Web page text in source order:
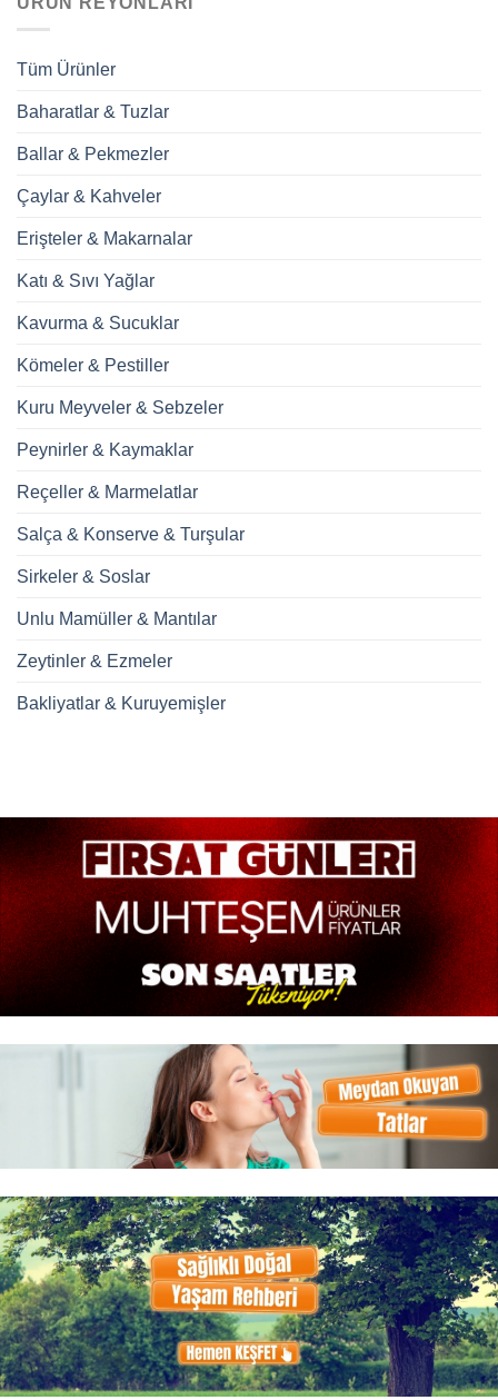
Tüm Ürünler
Baharatlar & Tuzlar
Ballar & Pekmezler
Çaylar & Kahveler
Erişteler & Makarnalar
Katı & Sıvı Yağlar
Kavurma & Sucuklar
Kömeler & Pestiller
Kuru Meyveler & Sebzeler
Peynirler & Kaymaklar
Reçeller & Marmelatlar
Salça & Konserve & Turşular
Sirkeler & Soslar
Unlu Mamüller & Mantılar
Zeytinler & Ezmeler
Bakliyatlar & Kuruyemişler